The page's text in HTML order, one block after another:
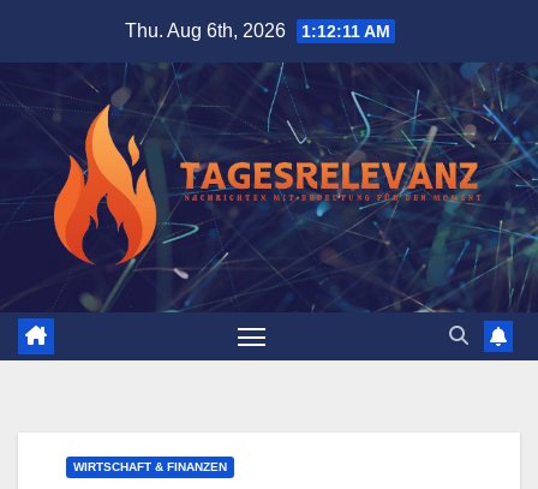
content
Thu. Aug 6th, 2026 1:12:12 AM
WIRTSCHAFT & FINANZEN